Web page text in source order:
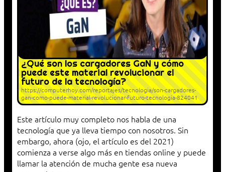
¿Qué son los cargadores GaN y cómo
puede este material revolucionar el
futuro de la tecnología?
https://computerhoy.com/reportajes/tecnologia/son-cargadores-
gan-como-puede-material-revolucionar-futuro-tecnologia-824041
Este artículo muy completo nos habla de una
tecnología que ya lleva tiempo con nosotros. Sin
embargo, ahora (ojo, el artículo es del 2021)
comienza a verse algo más en tiendas online y puede
llamar la atención de mucha gente esa nueva